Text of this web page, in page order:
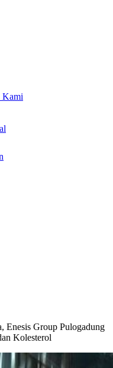
Kami
Enesis Group Pulogadung
Kolesterol